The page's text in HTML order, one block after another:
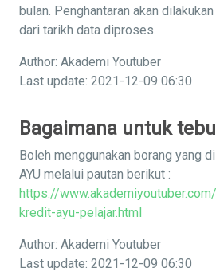
bulan. Penghantaran akan
dari tarikh data diproses.
Author: Akademi Youtuber
Last update: 2021-12-09 06:30
Bagaimana untuk
Boleh menggunakan borang yang
AYU melalui pautan berikut :
https://
kredit-ayu-pelajar.html
Author: Akademi Youtuber
Last update: 2021-12-09 06:30